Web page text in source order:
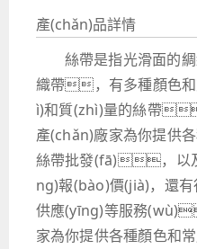
產(chǎn)品詳情
絲帶是指光滑面的
織帶，有多種顏色和
ì)和質(zhì)量的絲帶
產(chǎn)廠家為你提供
絲帶批發(fā)，以
ng)報(bào)價(jià)，還
供應(yīng)等服務
家為你提供各種顏色和